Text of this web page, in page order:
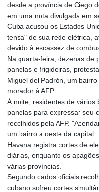
desde a província de Ciego
em uma nota divulgada em
Cuba acusou os Estados
tensa" de sua rede elétrica,
devido à escassez de
Na quarta-feira, dezenas de
panelas e frigideiras,
Miguel del Padrón, um
morador à AFP.
À noite, residentes de vários
panelas para expressar seu
recolhidos pela AFP.
um bairro a oeste da capital.
Havana registra cortes de
diárias, enquanto os
várias províncias.
Segundo dados oficiais
cubano sofreu cortes